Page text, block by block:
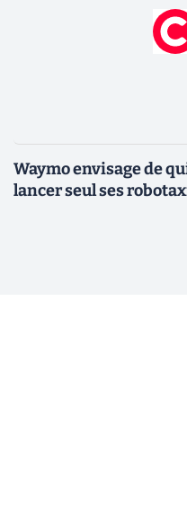
Waymo envisage de
lancer seul ses